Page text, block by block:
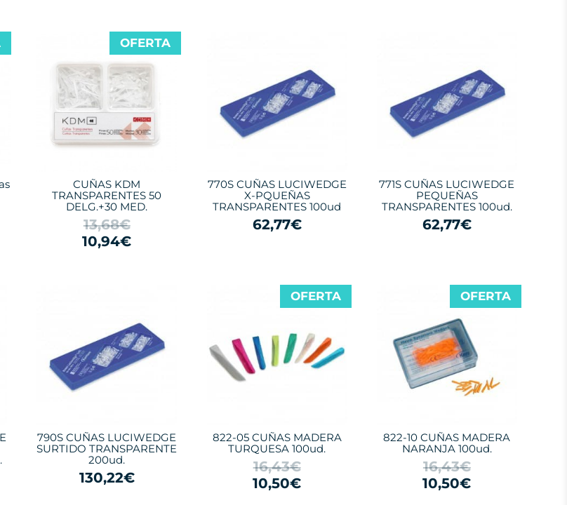
CUÑAS KDM
TRANSPARENTES 50
DELG.+30 MED.
13,68€
10,94€
OFERTA
770S CUÑAS LUCIWEDGE
X-PQUEÑAS
TRANSPARENTES 100ud
62,77€
771S CUÑAS LUCIWEDGE
PEQUEÑAS
TRANSPARENTES 100ud.
62,77€
790S CUÑAS LUCIWEDGE
SURTIDO TRANSPARENTE
200ud.
130,22€
822-05 CUÑAS MADERA
TURQUESA 100ud.
16,43€
10,50€
OFERTA
822-10 CUÑAS MADERA
NARANJA 100ud.
16,43€
10,50€
OFERTA